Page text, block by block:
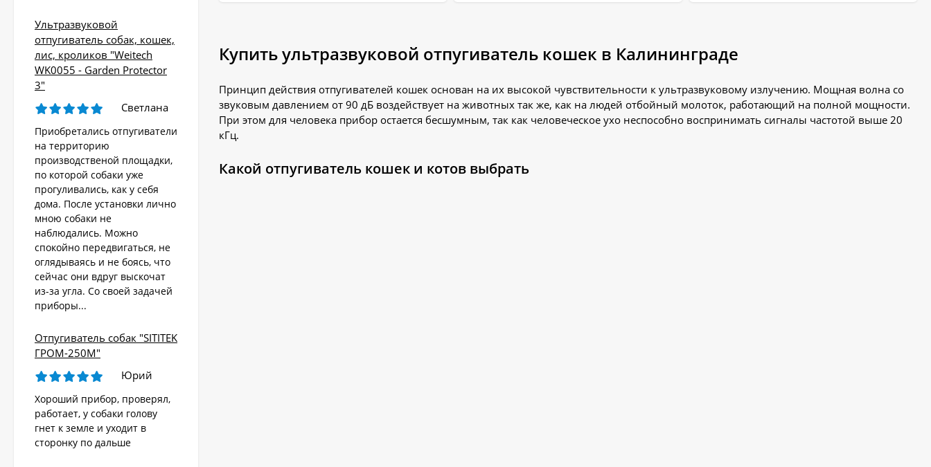
Купить ультразвуковой отпугиватель кошек в Калининграде
Принцип действия отпугивателей кошек основан на их высокой чувствительности к ультразвуковому излучению. Мощная волна со
звуковым давлением от 90 дБ воздействует на животных так же, как на людей отбойный молоток, работающий на полной мощности.
При этом для человека прибор остается бесшумным, так как человеческое ухо неспособно воспринимать сигналы частотой выше 20
кГц.
Какой отпугиватель кошек и котов выбрать
Ультразвуковой
отпугиватель собак, кошек,
лис, кроликов "Weitech
WK0055 - Garden Protector
3"
Светлана
Приобретались отпугиватели
на территорию
производственой площадки,
по которой собаки уже
прогуливались, как у себя
дома. После установки лично
мною собаки не
наблюдались. Можно
спокойно передвигаться, не
оглядываясь и не боясь, что
сейчас они вдруг выскочат
из-за угла. Со своей задачей
приборы...
Отпугиватель собак "SITITEK
ГРОМ-250М"
Юрий
Хороший прибор, проверял,
работает, у собаки голову
гнет к земле и уходит в
сторонку по дальше